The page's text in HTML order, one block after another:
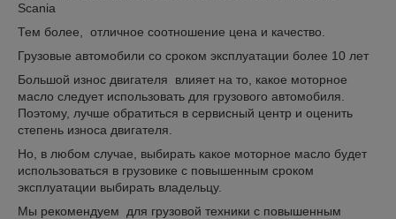
Scania
Тем более, отличное соотношение цена и качество.
Грузовые автомобили со сроком эксплуатации более 10 лет
Большой износ двигателя влияет на то, какое моторное
масло следует использовать для грузового автомобиля.
Поэтому, лучше обратиться в сервисный центр и оценить
степень износа двигателя.
Но, в любом случае, выбирать какое моторное масло будет
использоваться в грузовике с повышенным сроком
эксплуатации выбирать владельцу.
Мы рекомендуем для грузовой техники с повышенным